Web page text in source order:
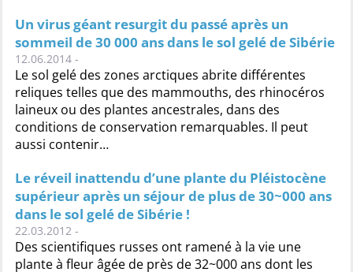
Un virus géant resurgit du passé après un
sommeil de 30 000 ans dans le sol gelé de Sibérie
12.06.2014 -
Le sol gelé des zones arctiques abrite différentes
reliques telles que des mammouths, des rhinocéros
laineux ou des plantes ancestrales, dans des
conditions de conservation remarquables. Il peut
aussi contenir…
Le réveil inattendu d’une plante du Pléistocène
supérieur après un séjour de plus de 30~000 ans
dans le sol gelé de Sibérie !
22.03.2012 -
Des scientifiques russes ont ramené à la vie une
plante à fleur âgée de près de 32~000 ans dont les